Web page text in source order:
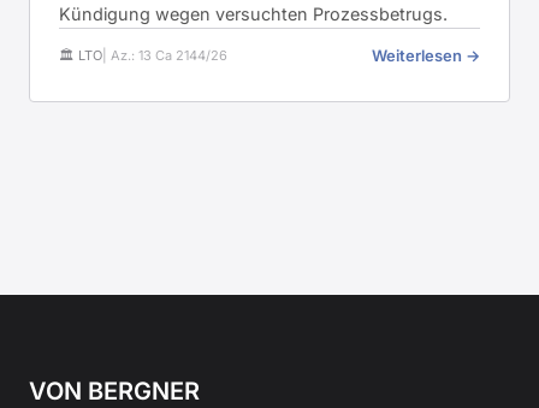
Kündigung wegen versuchten Prozessbetrugs.
🏛️ LTO | Az.: 13 Ca 2144/26 Weiterlesen →
VON BERGNER